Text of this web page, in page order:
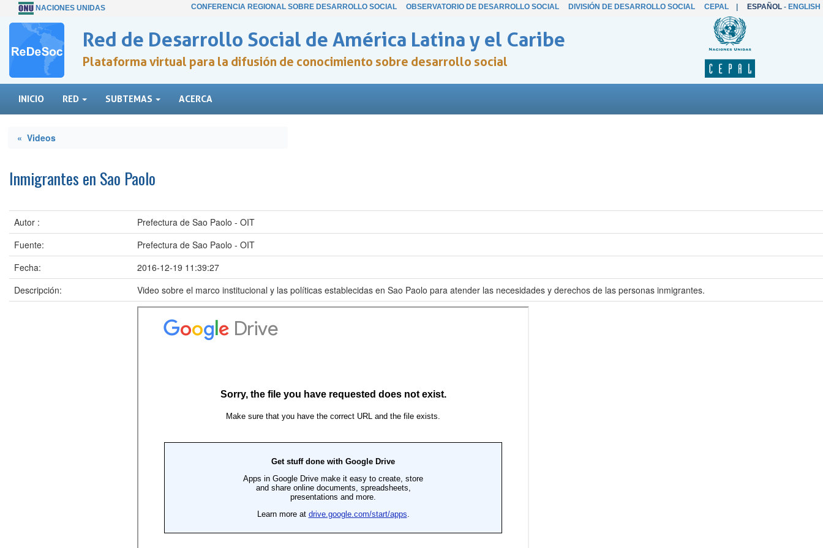
NACIONES UNIDAS CONFERENCIA REGIONAL SOBRE DESARROLLO SOCIAL OBSERVATORIO DE DESARROLLO SOCIAL DIVISIÓN DE DESARROLLO SOCIAL CEPAL| ESPAÑOL- ENGLISH
Red de Desarrollo Social de América Latina y el Caribe
Plataforma virtual para la difusión de conocimiento sobre desarrollo social
INICIO RED SUBTEMAS ACERCA
« Videos
Inmigrantes en Sao Paolo
Autor :
Prefectura de Sao Paolo - OIT
Fuente:
Prefectura de Sao Paolo - OIT
Fecha:
2016-12-19 11:39:27
Descripción:
Video sobre el marco institucional y las políticas establecidas en Sao Paolo para atender las necesidades y derechos de las personas inmigrantes.